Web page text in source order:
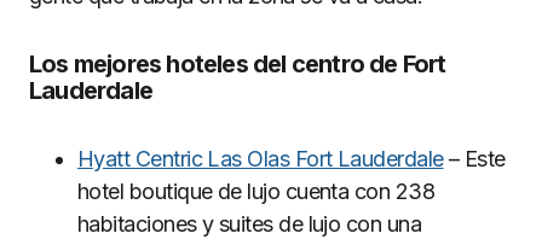
Los mejores hoteles del centro de Fort
Lauderdale
Hyatt Centric Las Olas Fort Lauderdale– Este
hotel boutique de lujo cuenta con 238
habitaciones y suites de lujo con una